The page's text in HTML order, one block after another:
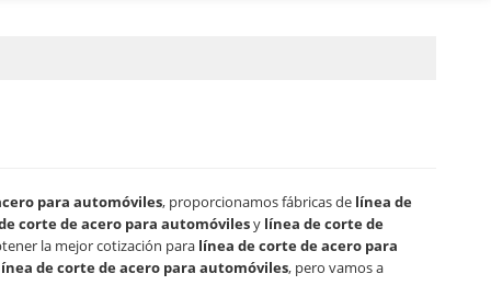
para automóviles, proporcionamos fábricas de línea de
corte de acero para automóvilesy línea de corte de
la mejor cotización para línea de corte de acero para
de corte de acero para automóviles, pero vamos a